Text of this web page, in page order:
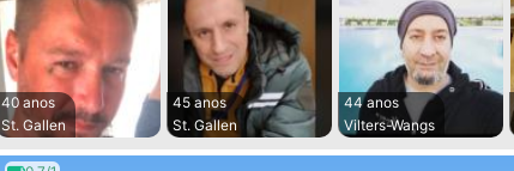
40 anos
St. Gallen
45 anos
St. Gallen
44 anos
Vilters-Wangs